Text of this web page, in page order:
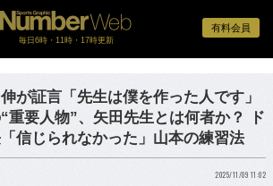
有料会員
毎日6時・11時・17時更新
が証言「先生は僕を作った人です」
重要人物”、矢田先生とは何者か？ ド
信じられなかった」山本の練習法
2025/11/09 11:02